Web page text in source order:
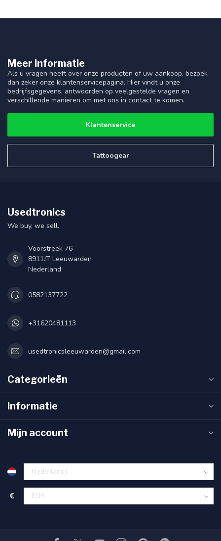
Meer informatie
Als u vragen heeft over onze producten of uw aankoop, bezoek
dan zeker onze klantenservicepagina. Hier vindt u onze
bedrijfsgegevens, antwoorden op veelgestelde vragen en
verschillende manieren om met ons in contact te komen.
Klantenservice
Tattoogear
Usedtronics
We buy, we sell.
Voorstreek 76
8911JT Leeuwarden
Nederland
0582137722
+31620481113
usedtronicsleeuwarden@gmail.com
Categorieën
Informatie
Mijn account
€